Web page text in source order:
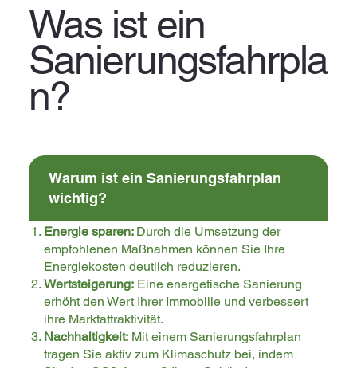
Warum ist ein Sanierungsfahrplan
wichtig?
Energie sparen: Durch die Umsetzung der
empfohlenen Maßnahmen können Sie Ihre
Energiekosten deutlich reduzieren.
Wertsteigerung: Eine energetische Sanierung
erhöht den Wert Ihrer Immobilie und verbessert
ihre Marktattraktivität.
Nachhaltigkeit: Mit einem Sanierungsfahrplan
tragen Sie aktiv zum Klimaschutz bei, indem
Was ist ein
Sanierungsfahrpla
n?